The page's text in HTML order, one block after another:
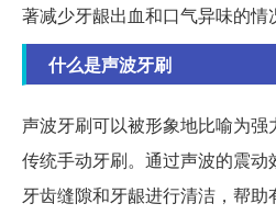
著减少牙龈出血和口气异味的情
什么是声波牙刷
声波牙刷可以被形象地比喻为强
传统手动牙刷。通过声波的震动
牙齿缝隙和牙龈进行清洁，帮助